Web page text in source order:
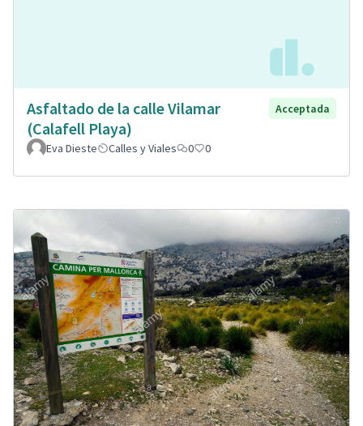
Asfaltado de la calle Vilamar
(Calafell Playa)
Acceptada
Eva Dieste Calles y Viales 0 0